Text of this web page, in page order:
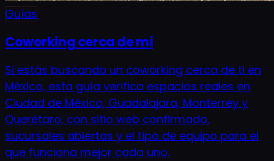
Guías
Coworking cerca de mí
Si estás buscando un coworking cerca de ti en
México, esta guía verifica espacios reales en
Ciudad de México, Guadalajara, Monterrey y
Querétaro, con sitio web confirmado,
sucursales abiertas y el tipo de equipo para el
que funciona mejor cada uno.